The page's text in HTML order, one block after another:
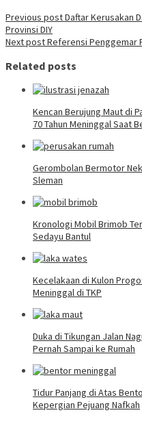
Previous postDaftar Kerusakan
Provinsi DIY
Next postReferensi Penggemar
Related posts
Kencan Berujung Maut di
70 Tahun Meninggal Saat
Gerombolan Bermotor
Sleman
Kronologi Mobil Brimob
Sedayu Bantul
Kecelakaan di Kulon
Meninggal di TKP
Duka di Tikungan Jalan
Pernah Sampai ke Rumah
Tidur Panjang di Atas
Kepergian Pejuang Nafkah